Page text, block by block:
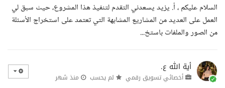
السلام عليكم ، أ. يزيد يسعدني التقدم لتنفيذ هذا المشروع، حيث سبق لي
العمل على العديد من المشاريع المشابهة التي تعتمد على استخراج الأسئلة
من الصور والملفات باستخ...
أية الله ع.
أخصائي تسويق رقمي لم يحسب منذ شهر